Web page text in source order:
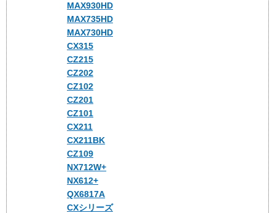
MAX930HD
MAX735HD
MAX730HD
CX315
CZ215
CZ202
CZ102
CZ201
CZ101
CX211
CX211BK
CZ109
NX712W+
NX612+
QX6817A
CXシリーズ